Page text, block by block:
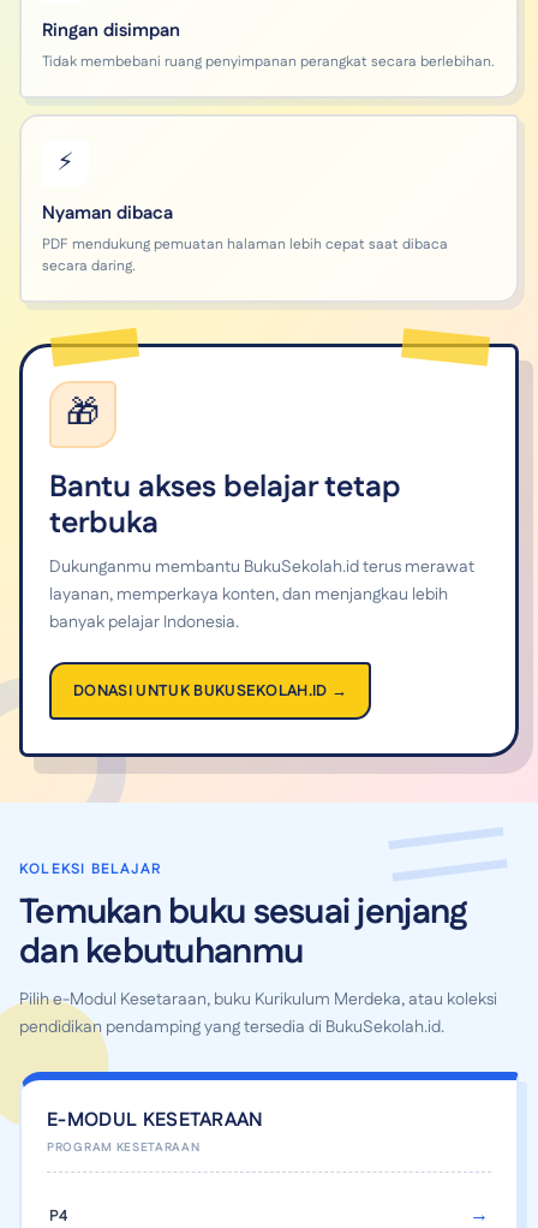
Ringan disimpan
Tidak membebani ruang penyimpanan perangkat secara berlebihan.
⚡
Nyaman dibaca
PDF mendukung pemuatan halaman lebih cepat saat dibaca
secara daring.
🎁
Bantu akses belajar tetap
terbuka
Dukunganmu membantu BukuSekolah.id terus merawat
layanan, memperkaya konten, dan menjangkau lebih
banyak pelajar Indonesia.
DONASI UNTUK BUKUSEKOLAH.ID →
KOLEKSI BELAJAR
Temukan buku sesuai jenjang
dan kebutuhanmu
Pilih e-Modul Kesetaraan, buku Kurikulum Merdeka, atau koleksi
pendidikan pendamping yang tersedia di BukuSekolah.id.
E-MODUL KESETARAAN
P4